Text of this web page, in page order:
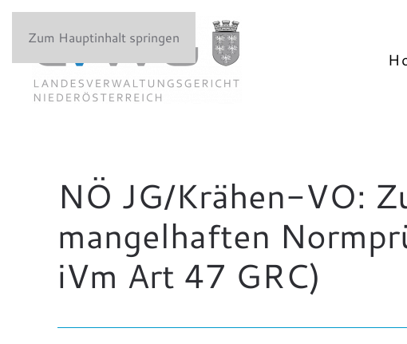
Zum Hauptinhalt springen
NÖ JG/Krähen-VO:
mangelhaften
iVm Art 47 GRC)